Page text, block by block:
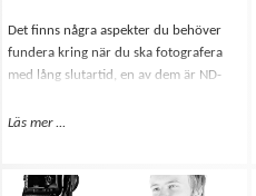
Det finns några aspekter du behöver
fundera kring när du ska fotografera
med lång slutartid, en av dem är ND-
långa slutartider? Vad gör det och hur
Läs merOm Lång slutartid Del 1 - ND-filter
...